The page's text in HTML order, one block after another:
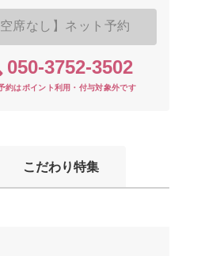
空席なし】ネット予約
050-3752-3502
約はポイント利用・付与対象外です
こだわり特集